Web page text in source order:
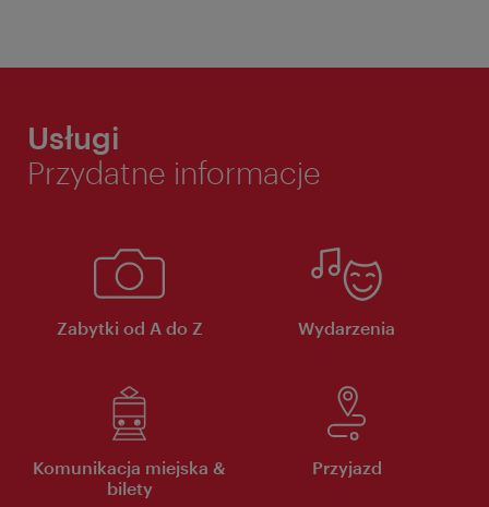
Usługi
Przydatne informacje
Zabytki od A do Z Wydarzenia
Komunikacja miejska &
bilety
Przyjazd